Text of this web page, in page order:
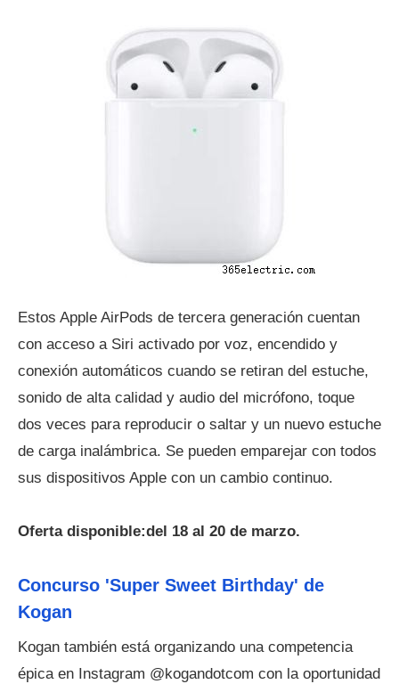
Estos Apple AirPods de tercera generación cuentan
con acceso a Siri activado por voz, encendido y
conexión automáticos cuando se retiran del estuche,
sonido de alta calidad y audio del micrófono, toque
dos veces para reproducir o saltar y un nuevo estuche
de carga inalámbrica. Se pueden emparejar con todos
sus dispositivos Apple con un cambio continuo.
Oferta disponible:del 18 al 20 de marzo.
Concurso 'Super Sweet Birthday' de
Kogan
Kogan también está organizando una competencia
épica en Instagram @kogandotcom con la oportunidad